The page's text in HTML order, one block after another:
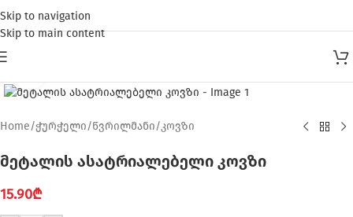
Skip to navigation
Skip to main content
Home/ჭურჭელი/წვრილმანი/კოვზი
მეტალის ასატრიალებელი კოვზი
15.90₾